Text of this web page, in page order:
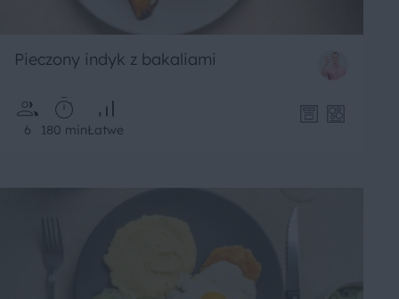
Pieczony indyk z bakaliami
6 180 minŁatwe